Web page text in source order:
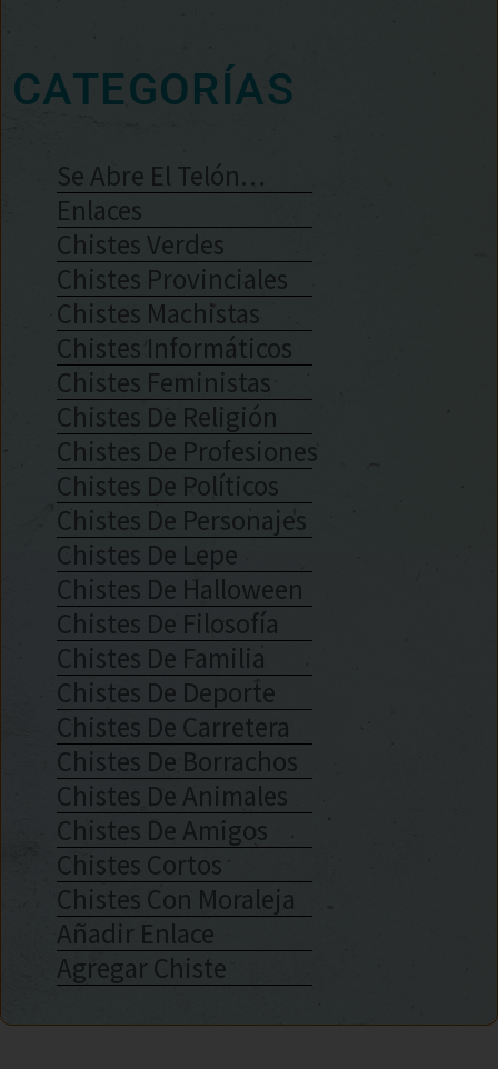
CATEGORÍAS
Se Abre El Telón…
Enlaces
Chistes Verdes
Chistes Provinciales
Chistes Machistas
Chistes Informáticos
Chistes Feministas
Chistes De Religión
Chistes De Profesiones
Chistes De Políticos
Chistes De Personajes
Chistes De Lepe
Chistes De Halloween
Chistes De Filosofía
Chistes De Familia
Chistes De Deporte
Chistes De Carretera
Chistes De Borrachos
Chistes De Animales
Chistes De Amigos
Chistes Cortos
Chistes Con Moraleja
Añadir Enlace
Agregar Chiste